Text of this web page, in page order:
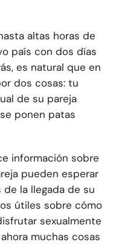
altas horas de
país con dos días
es natural que en
dos cosas: tu
de su pareja
ponen patas
información sobre
pueden esperar
la llegada de su
útiles sobre cómo
sexualmente
muchas cosas